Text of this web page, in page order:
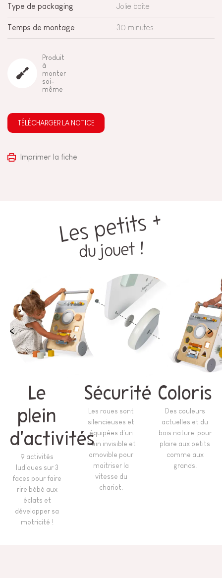
Type de packaging Jolie boîte
Temps de montage 30 minutes
Produit
à
monter
soi-
même
TÉLÉCHARGER LA NOTICE
Imprimer la fiche
Les petits +
du jouet !
Le
plein
d'activités
9 activités
ludiques sur 3
faces pour faire
rire bébé aux
éclats et
développer sa
motricité !
Sécurité
Les roues sont
silencieuses et
équipées d'un
frein invisible et
amovible pour
maitriser la
vitesse du
chariot.
Coloris
Des couleurs
actuelles et du
bois naturel pour
plaire aux petits
comme aux
grands.